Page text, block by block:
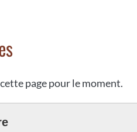
page pour le moment.